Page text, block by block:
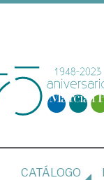
(CURRENT)
CATÁLOGO